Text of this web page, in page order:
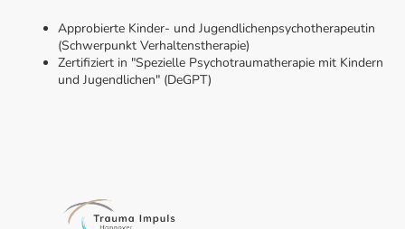
Approbierte Kinder- und Jugendlichenpsychotherapeutin
(Schwerpunkt Verhaltenstherapie)
Zertifiziert in "Spezielle Psychotraumatherapie mit Kindern
und Jugendlichen" (DeGPT)